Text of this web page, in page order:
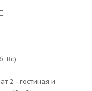
Вс)
2 - гостиная и